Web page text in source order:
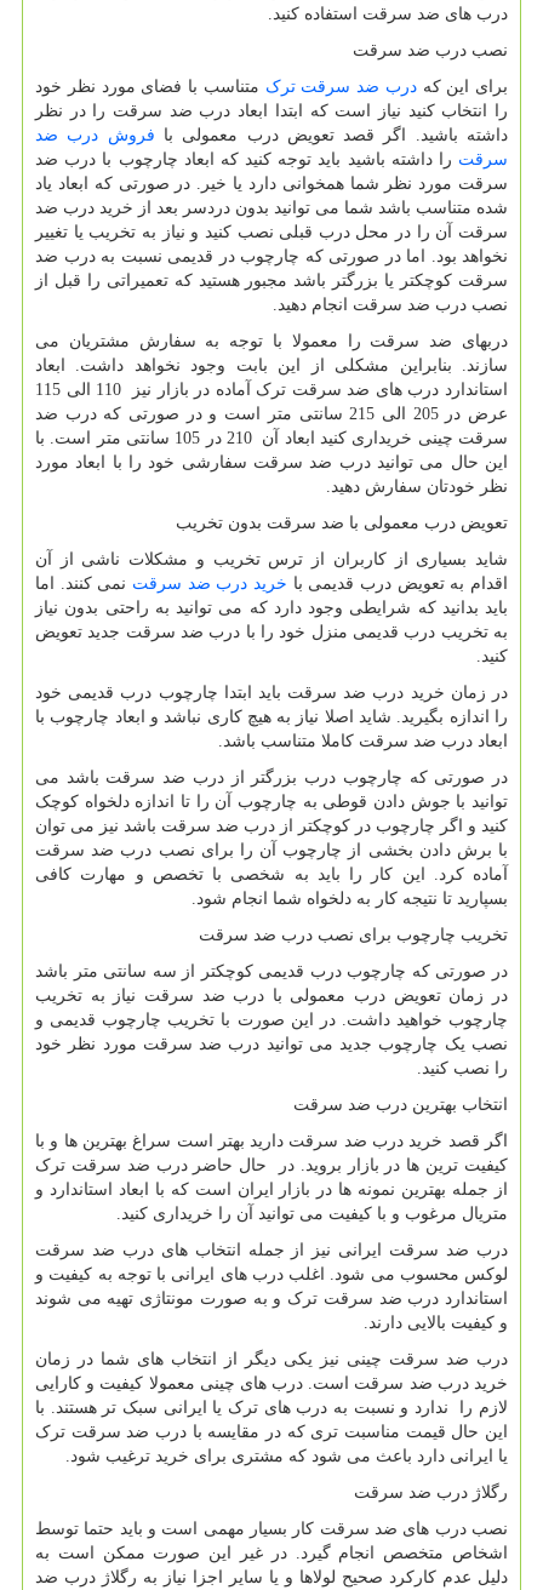
درب های ضد سرقت استفاده کنید.
نصب درب ضد سرقت
برای این کهدرب ضد سرقت ترک متناسب با فضای مورد نظر خود
را انتخاب کنید نیاز است که ابتدا ابعاد درب ضد سرقت را در نظر
داشته باشید. اگر قصد تعویض درب معمولی با فروش درب ضد
سرقت را داشته باشید باید توجه کنید که ابعاد چارچوب با درب ضد
سرقت مورد نظر شما همخوانی دارد یا خیر. در صورتی که ابعاد یاد
شده متناسب باشد شما می توانید بدون دردسر بعد از خرید درب ضد
سرقت آن را در محل درب قبلی نصب کنید و نیاز به تخریب یا تغییر
نخواهد بود. اما در صورتی که چارچوب در قدیمی نسبت به درب ضد
سرقت کوچکتر یا بزرگتر باشد مجبور هستید که تعمیراتی را قبل از
نصب درب ضد سرقت انجام دهید.
دربهای ضد سرقت را معمولا با توجه به سفارش مشتریان می
سازند. بنابراین مشکلی از این بابت وجود نخواهد داشت. ابعاد
استاندارد درب های ضد سرقت ترک آماده در بازار نیز 110 الی 115
عرض در205 الی 215 سانتی متر است و در صورتی که درب ضد
سرقت چینی خریداری کنید ابعاد آن210 در 105 سانتی متر است. با
این حال می توانید درب ضد سرقت سفارشی خود را با ابعاد مورد
نظر خودتان سفارش دهید.
تعویض درب معمولی با ضد سرقت بدون تخریب
شاید بسیاری از کاربران از ترس تخریب و مشکلات ناشی از آن
اقدام به تعویض درب قدیمی با خرید درب ضد سرقت نمی کنند. اما
باید بدانید که شرایطی وجود دارد که می توانید به راحتی بدون نیاز
به تخریب درب قدیمی منزل خود را با درب ضد سرقت جدید تعویض
کنید.
در زمان خرید درب ضد سرقت باید ابتدا چارچوب درب قدیمی خود
را اندازه بگیرید. شاید اصلا نیاز به هیچ کاری نباشد و ابعاد چارچوب با
ابعاد درب ضد سرقت کاملا متناسب باشد.
در صورتی که چارچوب درب بزرگتر از درب ضد سرقت باشد می
توانید با جوش دادن قوطی به چارچوب آن را تا اندازه دلخواه کوچک
کنید و اگر چارچوب در کوچکتر از درب ضد سرقت باشد نیز می توان
با برش دادن بخشی از چارچوب آن را برای نصب درب ضد سرقت
آماده کرد. این کار را باید به شخصی با تخصص و مهارت کافی
بسپارید تا نتیجه کار به دلخواه شما انجام شود.
تخریب چارچوب برای نصب درب ضد سرقت
در صورتی که چارچوب درب قدیمی کوچکتر از سه سانتی متر باشد
در زمان تعویض درب معمولی با درب ضد سرقت نیاز به تخریب
چارچوب خواهید داشت. در این صورت با تخریب چارچوب قدیمی و
نصب یک چارچوب جدید می توانید درب ضد سرقت مورد نظر خود
را نصب کنید.
انتخاب بهترین درب ضد سرقت
اگر قصد خرید درب ضد سرقت دارید بهتر است سراغ بهترین ها و با
کیفیت ترین ها در بازار بروید. در حال حاضر درب ضد سرقت ترک
از جمله بهترین نمونه ها در بازار ایران است که با ابعاد استاندارد و
متریال مرغوب و با کیفیت می توانید آن را خریداری کنید.
درب ضد سرقت ایرانی نیز از جمله انتخاب های درب ضد سرقت
لوکس محسوب می شود. اغلب درب های ایرانی با توجه به کیفیت و
استاندارد درب ضد سرقت ترک و به صورت مونتاژی تهیه می شوند
و کیفیت بالایی دارند.
درب ضد سرقت چینی نیز یکی دیگر از انتخاب های شما در زمان
خرید درب ضد سرقت است. درب های چینی معمولا کیفیت و کارایی
لازم را ندارد و نسبت به درب های ترک یا ایرانی سبک تر هستند. با
این حال قیمت مناسبت تری که در مقایسه با درب ضد سرقت ترک
یا ایرانی دارد باعث می شود که مشتری برای خرید ترغیب شود.
رگلاژ درب ضد سرقت
نصب درب های ضد سرقت کار بسیار مهمی است و باید حتما توسط
اشخاص متخصص انجام گیرد. در غیر این صورت ممکن است به
دلیل عدم کارکرد صحیح لولاها و یا سایر اجزا نیاز به رگلاژ درب ضد